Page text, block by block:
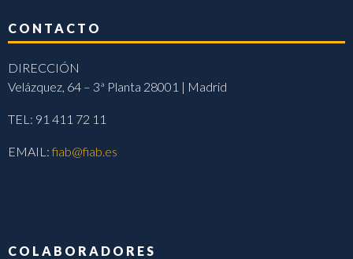
CONTACTO
DIRECCIÓN
Velázquez, 64 – 3ª Planta 28001 | Madrid
TEL: 91 411 72 11
EMAIL:fiab@fiab.es
COLABORADORES